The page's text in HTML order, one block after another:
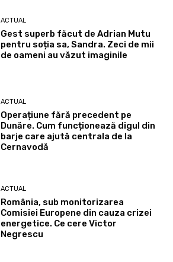
ACTUAL
Gest superb făcut de Adrian Mutu
pentru soția sa, Sandra. Zeci de mii
de oameni au văzut imaginile
ACTUAL
Operațiune fără precedent pe
Dunăre. Cum funcționează digul din
barje care ajută centrala de la
Cernavodă
ACTUAL
România, sub monitorizarea
Comisiei Europene din cauza crizei
energetice. Ce cere Victor
Negrescu